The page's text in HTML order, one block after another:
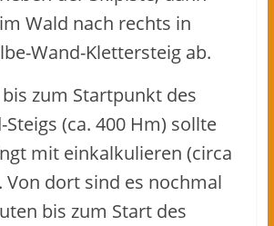
Wald nach rechts in
Wand-Klettersteig ab.
zum Startpunkt des
Steigs (ca. 400 Hm) sollte
mit einkalkulieren (circa
Von dort sind es nochmal
bis zum Start des